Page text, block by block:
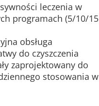
leczenia w
programach (5/10/15
obsługa
do czyszczenia
zaprojektowany do
stosowania w